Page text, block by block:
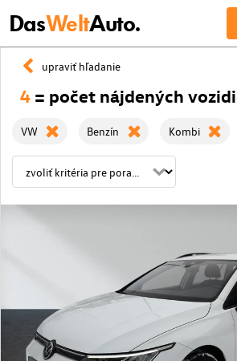
DasWeltAuto.
upraviť hľadanie
4 = počet nájdených
VW Benzín Kombi